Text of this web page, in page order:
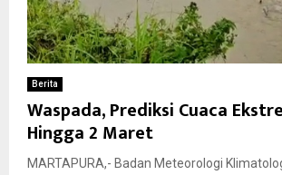
Berita
Waspada, Prediksi Cuaca
Hingga 2 Maret
MARTAPURA,- Badan Meteorologi